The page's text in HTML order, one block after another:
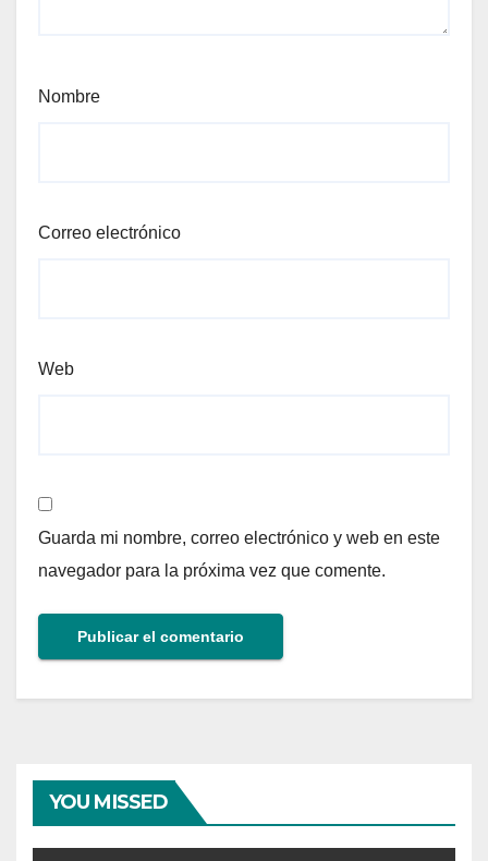
Nombre
Correo electrónico
Web
Guarda mi nombre, correo electrónico y web en este
navegador para la próxima vez que comente.
YOU MISSED